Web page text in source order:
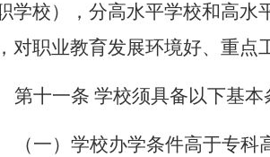
学校），分高水平学校和高水
对职业教育发展环境好、重点
第十一条 学校须具备以下基本
（一）学校办学条件高于专